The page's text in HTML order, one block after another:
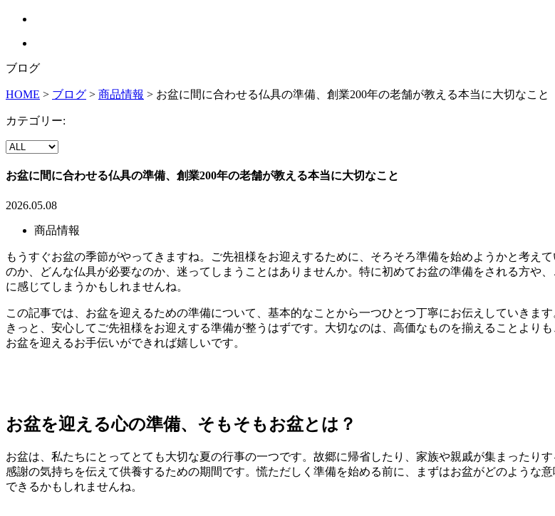
ブログ
HOME > ブログ > 商品情報 > お盆に間に合わせる仏具の準備、創業200年の老舗が教える本当に大切なこと
カテゴリー:
お盆に間に合わせる仏具の準備、創業200年の老舗が教える本当に大切なこと
2026.05.08
商品情報
もうすぐお盆の季節がやってきますね。ご先祖様をお迎えするために、そろそろ準備を始めようかと考え
のか、どんな仏具が必要なのか、迷ってしまうことはありませんか。特に初めてお盆の準備をされる方や
に感じてしまうかもしれませんね。
この記事では、お盆を迎えるための準備について、基本的なことから一つひとつ丁寧にお伝えしていきま
きっと、安心してご先祖様をお迎えする準備が整うはずです。大切なのは、高価なものを揃えることより
お盆を迎えるお手伝いができれば嬉しいです。
お盆を迎える心の準備、そもそもお盆とは？
お盆は、私たちにとってとても大切な夏の行事の一つです。故郷に帰省したり、家族や親戚が集まったり
感謝の気持ちを伝えて供養するための期間です。慌ただしく準備を始める前に、まずはお盆がどのような
できるかもしれませんね。